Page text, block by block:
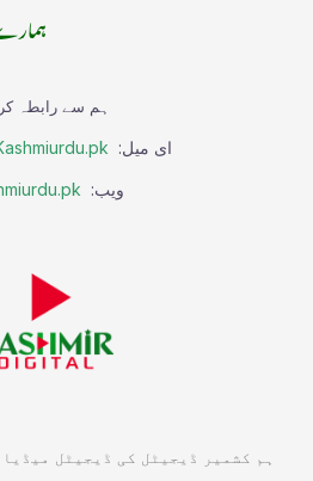
ہم سے رابطہ
ای میل:
ویب:
ہم کشمیر ڈیجیٹل کی ڈیجیٹل